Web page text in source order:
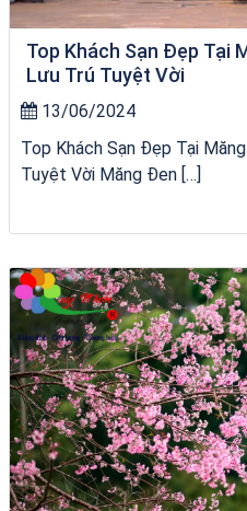
Top Khách Sạn Đẹp Tại
Lưu Trú Tuyệt Vời
13/06/2024
Top Khách Sạn Đẹp Tại
Tuyệt Vời Măng Đen […]
Tour Gia Lai Quy